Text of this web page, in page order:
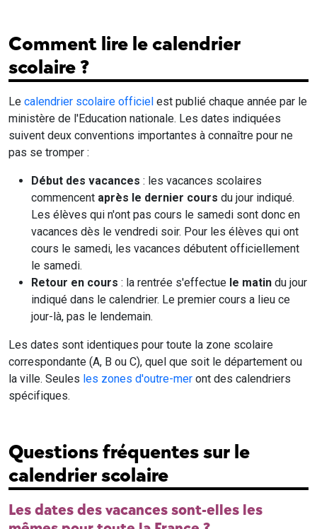
Comment lire le calendrier
scolaire ?
Le calendrier scolaire officiel est publié chaque année par le
ministère de l'Education nationale. Les dates indiquées
suivent deux conventions importantes à connaître pour ne
pas se tromper :
Début des vacances : les vacances scolaires
commencent après le dernier cours du jour indiqué.
Les élèves qui n'ont pas cours le samedi sont donc en
vacances dès le vendredi soir. Pour les élèves qui ont
cours le samedi, les vacances débutent officiellement
le samedi.
Retour en cours : la rentrée s'effectue le matin du jour
indiqué dans le calendrier. Le premier cours a lieu ce
jour-là, pas le lendemain.
Les dates sont identiques pour toute la zone scolaire
correspondante (A, B ou C), quel que soit le département ou
la ville. Seules les zones d'outre-mer ont des calendriers
spécifiques.
Questions fréquentes sur le
calendrier scolaire
Les dates des vacances sont-elles les